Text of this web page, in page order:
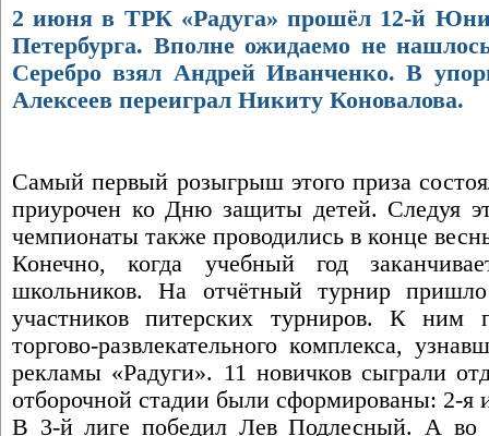
2 июня в ТРК «Радуга» прошёл 12-й
Петербурга. Вполне ожидаемо не
Серебро взял Андрей Иванченко. В
Алексеев переиграл Никиту Коновалова.
Самый первый розыгрыш этого приза
приурочен ко Дню защиты детей. Следуя
чемпионаты также проводились в конце
Конечно, когда учебный год
школьников. На отчётный турнир
участников питерских турниров. К ним
торгово-развлекательного комплекса,
рекламы «Радуги». 11 новичков сыграли
отборочной стадии были сформированы: 2-я
В 3-й лиге победил Лев Подлесный. А во